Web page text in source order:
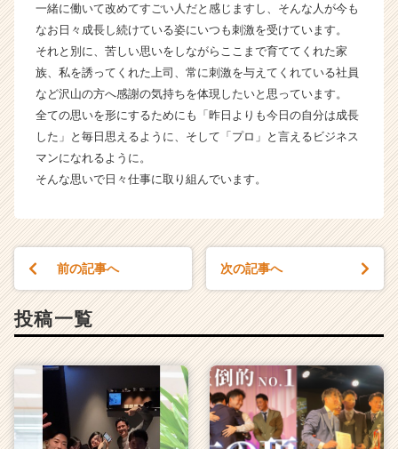
（C
h
e
e
a
r
e
一緒に働いて改めてすごい人だと感じますし、そんな人が今も
なお日々成長し続けている姿にいつも刺激を受けています。
それと別に、苦しい思いをしながらここまで育ててくれた家
族、私を誘ってくれた上司、常に刺激を与えてくれている社員
など沢山の方へ感謝の気持ちを体現したいと思っています。
全ての思いを形にするためにも「昨日よりも今日の自分は成長
した」と毎日思えるように、そして「プロ」と言えるビジネス
マンになれるように。
そんな思いで日々仕事に取り組んでいます。
前の記事へ 次の記事へ
投稿一覧